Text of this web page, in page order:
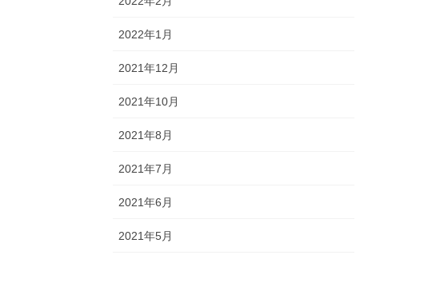
2022年1月
2021年12月
2021年10月
2021年8月
2021年7月
2021年6月
2021年5月